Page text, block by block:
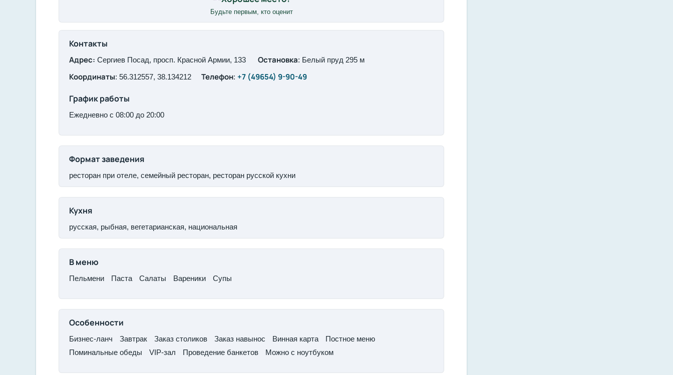
Будьте первым, кто оценит
Контакты
Адрес: Сергиев Посад, просп. Красной Армии, 133 Остановка: Белый пруд 295 м
Координаты: 56.312557, 38.134212 Телефон: +7 (49654) 9-90-49
График работы
Ежедневно с 08:00 до 20:00
Формат заведения
ресторан при отеле, семейный ресторан, ресторан русской кухни
Кухня
русская, рыбная, вегетарианская, национальная
В меню
Пельмени​ Паста​ Салаты​ Вареники​ Супы
Особенности
Бизнес-ланч​ Завтрак​ Заказ столиков​ Заказ навынос​ Винная карта​
Постное меню
​Поминальные обеды
​VIP-зал​ Проведение банкетов ​Можно с ноутбуком